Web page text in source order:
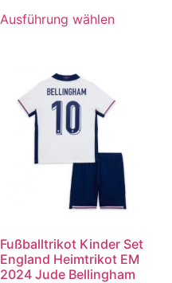
von 5
Ausführung wählen
Fußballtrikot Kinder Set
England Heimtrikot EM
2024 Jude Bellingham